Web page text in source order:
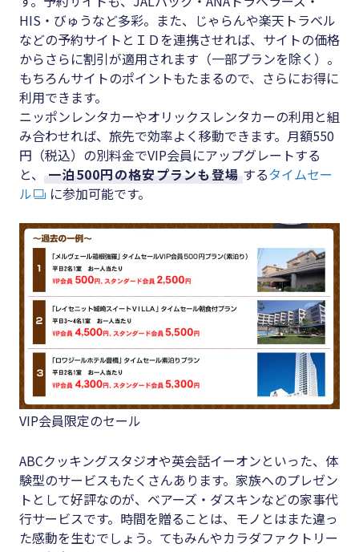
HIS・びゅうなど多彩。また、じゃらんや楽天トラベル
などの予約サイトとＩＤを連携させれば、サイトの価格
からさらに割引が適用されます（一部プランを除く）。
もちろんサイトのポイントもたまるので、さらにお得に
利用できます。
ニッポンレンタカーやオリックスレンタカーの利用と組
み合わせれば、旅先で効率よく移動できます。月額550
円（税込）の別料金でVIP会員にアップグレートする
と、
一泊500円の格安プランも登場 するタイムセー
ル
に参加可能です。
VIP会員限定のセール
ABCクッキングスタジオや英会話イーオンといった、体
験型のサービスもたくさんあります。家族へのプレゼン
トとして好評なのが、ベアーズ・ダスキンなどの家事代
行サービスです。時間を贈ることは、モノとはまた違っ
た感動を生むでしょう。てもみんやカラダファクトリー